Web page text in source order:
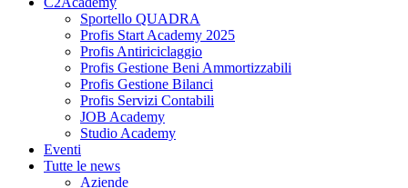
Sportello QUADRA
Profis Start Academy 2025
Profis Antiriciclaggio
Profis Gestione Beni Ammortizzabili
Profis Gestione Bilanci
Profis Servizi Contabili
JOB Academy
Studio Academy
Eventi
Tutte le news
Aziende